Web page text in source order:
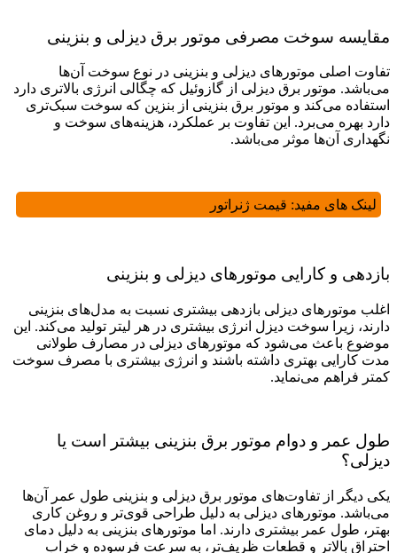
مقایسه سوخت مصرفی موتور برق دیزلی و بنزینی
تفاوت اصلی موتورهای دیزلی و بنزینی در نوع سوخت آن‌ها
می‌باشد. موتور برق دیزلی از گازوئیل که چگالی انرژی بالاتری دارد
استفاده می‌کند و موتور برق بنزینی از بنزین که سوخت سبک‌‌تری
دارد بهره می‌‌برد. این تفاوت بر عملکرد، هزینه‌‌های سوخت و
نگهداری آن‌ها موثر می‌باشد.
لینک های مفید: قیمت ژنراتور
بازدهی و کارایی موتورهای دیزلی و بنزینی
اغلب موتورهای دیزلی بازدهی بیشتری نسبت به مدل‌های بنزینی
دارند، زیرا سوخت دیزل انرژی بیشتری در هر لیتر تولید می‌کند. این
موضوع باعث می‌‌شود که موتورهای دیزلی در مصارف طولانی
‌مدت کارایی بهتری داشته باشند و انرژی بیشتری با مصرف سوخت
کمتر فراهم می‌نماید.
طول عمر و دوام موتور برق بنزینی بیشتر است یا
دیزلی؟
یکی دیگر از تفاوت‌های موتور برق دیزلی و بنزینی طول عمر آن‌‌ها
می‌باشد. موتورهای دیزلی به دلیل طراحی قوی‌تر و روغن ‌کاری
بهتر، طول عمر بیشتری دارند. اما موتورهای بنزینی به ‌دلیل دمای
احتراق بالاتر و قطعات ظریف‌تر، به سرعت فرسوده و خراب